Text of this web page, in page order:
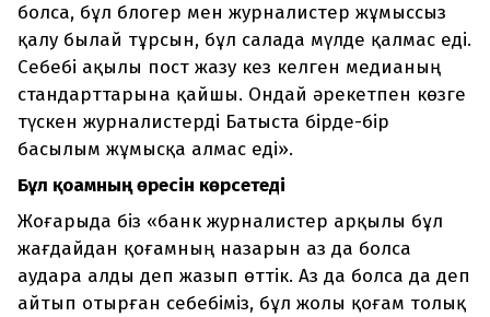
болса, бұл блогер мен журналистер жұмыссыз
қалу былай тұрсын, бұл салада мүлде қалмас еді.
Себебі ақылы пост жазу кез келген медианың
стандарттарына қайшы. Ондай әрекетпен көзге
түскен журналистерді Батыста бірде-бір
басылым жұмысқа алмас еді».
Бұл қоғамның өресін көрсетеді
Жоғарыда біз «банк журналистер арқылы бұл
жағдайдан қоғамның назарын аз да болса
аудара алды деп жазып өттік. Аз да болса да деп
айтып отырған себебіміз, бұл жолы қоғам толық